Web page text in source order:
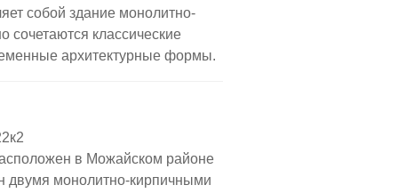
физкультурно-
*Крылатское, еще с давних
собой здание монолитно-
сочетаются классические
архитектурные формы.
признан лучшим проектом в
номинации «Жилые здания и
Квартиры и пентхаусы
в Можайском районе
двумя монолитно-кирпичными